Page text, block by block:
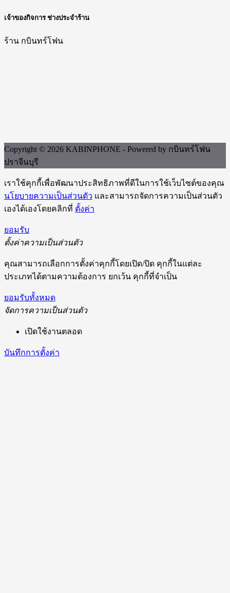
เจ้าของกิจการ ช่างประจำร้าน
ร้าน กบินทร์โฟน
Copyright © 2026 KABINPHONE - Powered by กบินทร์โฟน
ปราจีนบุรี
เราใช้คุกกี้เพื่อพัฒนาประสิทธิภาพที่ดีในการใช้เว็บไซต์ของคุณ
นโยบายความเป็นส่วนตัว และสามารถจัดการความเป็นส่วนตัว
เองได้เองโดยคลิกที่ ตั้งค่า
ยอมรับ
ตั้งค่าความเป็นส่วนตัว
คุณสามารถเลือกการตั้งค่าคุกกี้โดยเปิด/ปิด คุกกี้ในแต่ละ
ประเภทได้ตามความต้องการ ยกเว้น คุกกี้ที่จำเป็น
ยอมรับทั้งหมด
จัดการความเป็นส่วนตัว
เปิดใช้งานตลอด
บันทึกการตั้งค่า